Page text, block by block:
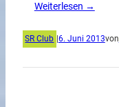
Weiterlesen →
SR Club 6. Juni 2013von